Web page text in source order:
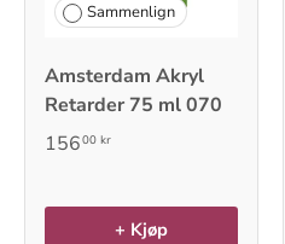
Sammenlign
Amsterdam Akryl
Retarder 75 ml 070
15600 kr
+ Kjøp